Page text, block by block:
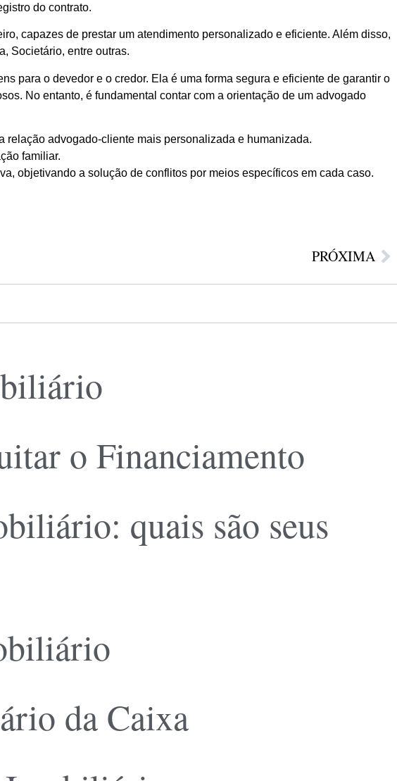
do contrato.
capazes de prestar um atendimento personalizado e eficiente. Além disso,
Societário, entre outras.
para o devedor e o credor. Ela é uma forma segura e eficiente de garantir o
No entanto, é fundamental contar com a orientação de um advogado
advogado-cliente mais personalizada e humanizada.
familiar.
objetivando a solução de conflitos por meios específicos em cada caso.
PRÓXIMA
o Financiamento
quais são seus
da Caixa